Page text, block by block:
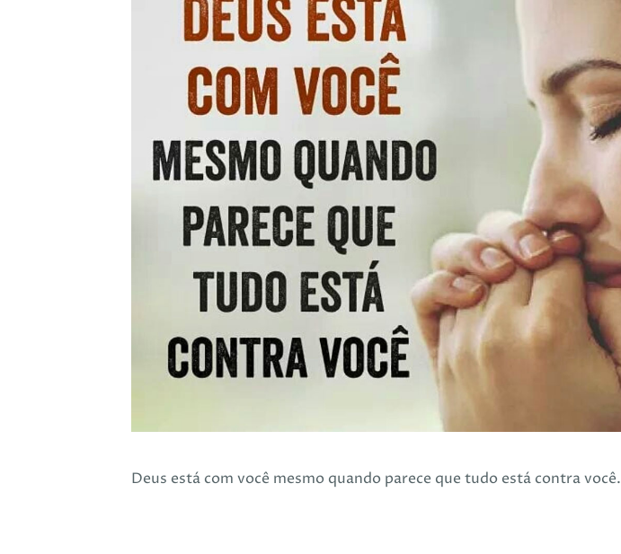
Deus está com você mesmo quando parece que tudo está contra você.